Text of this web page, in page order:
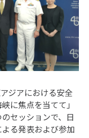
ジアにおける安全
に焦点を当てて」
セッションで、日
る発表および参加